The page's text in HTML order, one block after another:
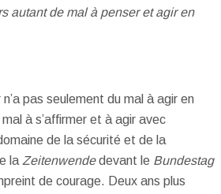
autant de mal à penser et agir en
pas seulement du mal à agir en
à s’affirmer et à agir avec
de la sécurité et de la
la Zeitenwendedevant le Bundestag
de courage. Deux ans plus